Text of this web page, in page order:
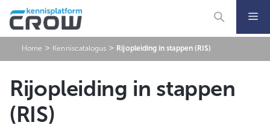
naar
de
Home > Kenniscatalogus > Rijopleiding in stappen (RIS)
Rijopleiding in stappen
(RIS)